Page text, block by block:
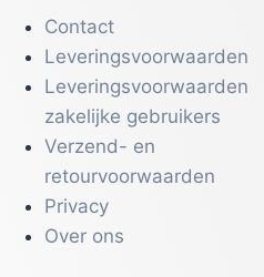
Contact
Leveringsvoorwaarden
Leveringsvoorwaarden
zakelijke gebruikers
Verzend- en
retourvoorwaarden
Privacy
Over ons